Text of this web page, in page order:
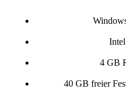
4 GB
40 GB freier